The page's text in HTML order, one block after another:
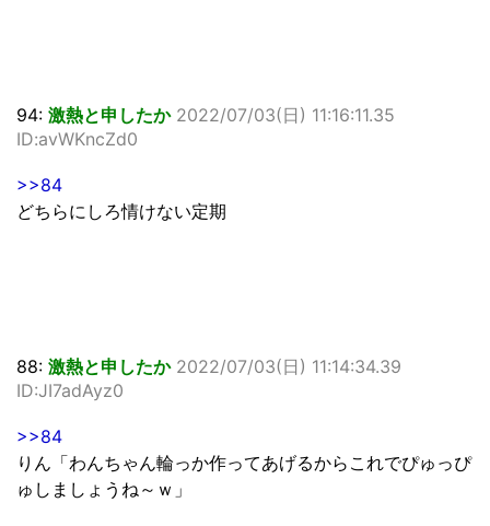
94: 激熱と申したか 2022/07/03(日) 11:16:11.35
ID:avWKncZd0
>>84
どちらにしろ情けない定期
88: 激熱と申したか 2022/07/03(日) 11:14:34.39
ID:JI7adAyz0
>>84
りん「わんちゃん輪っか作ってあげるからこれでぴゅっぴ
ゅしましょうね～ｗ」